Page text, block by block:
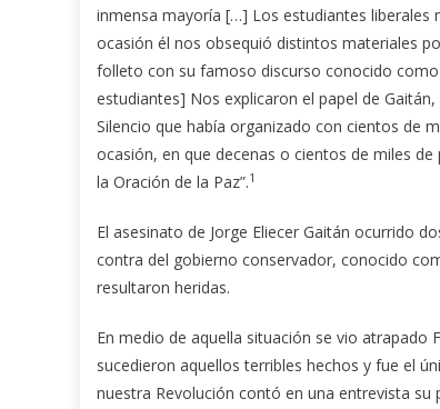
inmensa mayoría […] Los estudiantes
ocasión él nos obsequió distintos materiales
folleto con su famoso discurso conocido
estudiantes] Nos explicaron el papel de
Silencio que había organizado con cientos de
ocasión, en que decenas o cientos de miles
la Oración de la Paz”.1
El asesinato de Jorge Eliecer Gaitán ocurrido
contra del gobierno conservador, conocido
resultaron heridas.
En medio de aquella situación se vio atrapado
sucedieron aquellos terribles hechos y fue el
nuestra Revolución contó en una entrevista